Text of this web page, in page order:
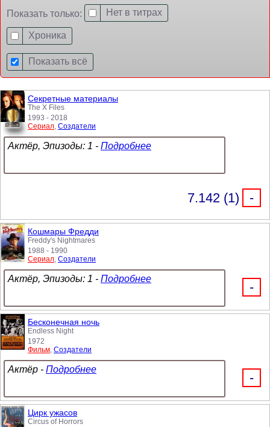
Показать только: Нет в титрах
Хроника
Показать всё
Секретные материалы
The X Files
1993 - 2018
Сериал, Создатели
Актёр, Эпизоды: 1 - Подробнее
7.142 (1) -
Кошмары Фредди
Freddy's Nightmares
1988 - 1990
Сериал, Создатели
Актёр, Эпизоды: 1 - Подробнее
-
Бесконечная ночь
Endless Night
1972
Фильм, Создатели
Актёр - Подробнее
-
Цирк ужасов
Circus of Horrors